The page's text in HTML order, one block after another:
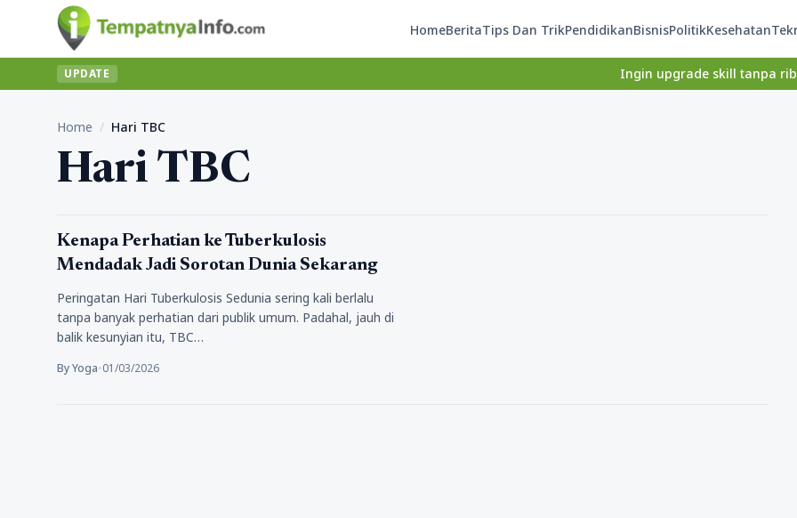
HomeBeritaTips Dan TrikPendidikanBisnisPolitikKesehatan
UPDATE Ingin upgrade skill tanpa ribet?
Home / Hari TBC
Hari TBC
Kesehatan
Kenapa Perhatian ke Tuberkulosis
Mendadak Jadi Sorotan Dunia Sekarang
Peringatan Hari Tuberkulosis Sedunia sering kali berlalu
tanpa banyak perhatian dari publik umum. Padahal, jauh di
balik kesunyian itu, TBC…
By Yoga•01/03/2026